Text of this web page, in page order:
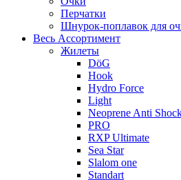
Перчатки
Шнурок-поплавок для
Весь Ассортимент
Жилеты
DöG
Hook
Hydro Force
Light
Neoprene Anti
PRO
RXP Ultimate
Sea Star
Slalom one
Standart